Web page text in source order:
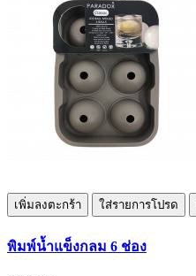
เพิ่มลงตะกร้า ใส่รายการโปรด
พิมพ์น้ำแข็งกลม 6 ช่อง